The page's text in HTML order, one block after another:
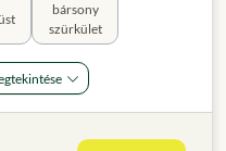
bársony
szürkület